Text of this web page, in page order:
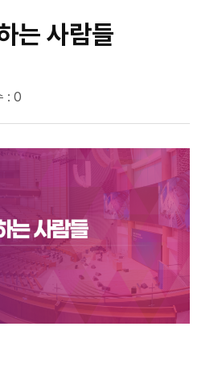
는 사람들
: 0